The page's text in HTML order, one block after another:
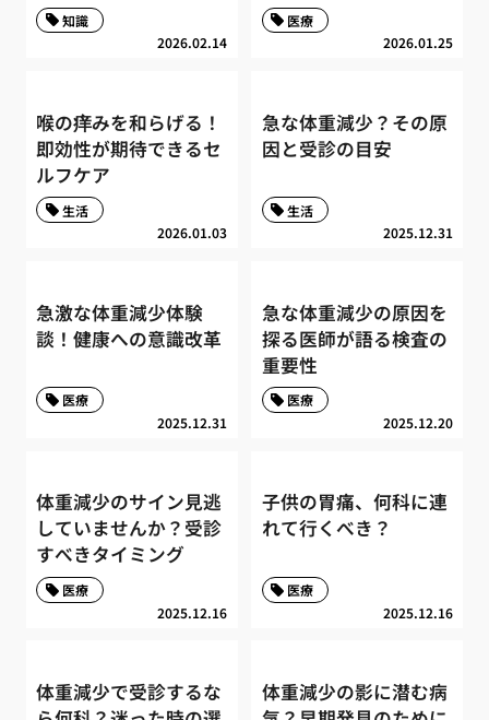
2026.02.14
知識
2026.01.25
医療
喉の痒みを和らげる！
即効性が期待できるセ
ルフケア
2026.01.03
生活
急な体重減少？その原
因と受診の目安
2025.12.31
生活
急激な体重減少体験
談！健康への意識改革
2025.12.31
医療
急な体重減少の原因を
探る医師が語る検査の
重要性
2025.12.20
医療
体重減少のサイン見逃
していませんか？受診
すべきタイミング
2025.12.16
医療
子供の胃痛、何科に連
れて行くべき？
2025.12.16
医療
体重減少で受診するな
体重減少の影に潜む病